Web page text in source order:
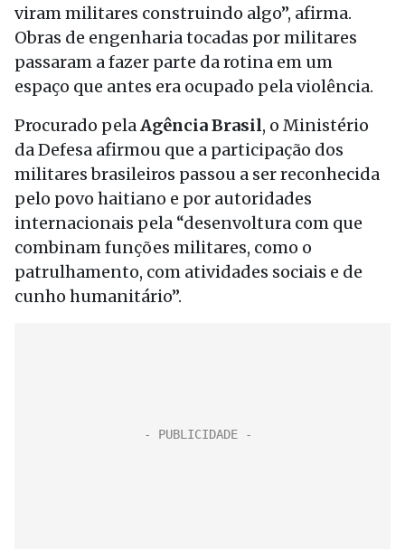
viram militares construindo algo”, afirma.
Obras de engenharia tocadas por militares
passaram a fazer parte da rotina em um
espaço que antes era ocupado pela violência.
Procurado pelaAgência Brasil, o Ministério
da Defesa afirmou que a participação dos
militares brasileiros passou a ser reconhecida
pelo povo haitiano e por autoridades
internacionais pela “desenvoltura com que
combinam funções militares, como o
patrulhamento, com atividades sociais e de
cunho humanitário”.